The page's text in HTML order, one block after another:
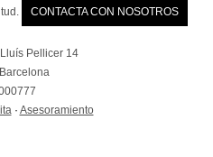
CONTACTA CON NOSOTROS
Pellicer 14
· Asesoramiento